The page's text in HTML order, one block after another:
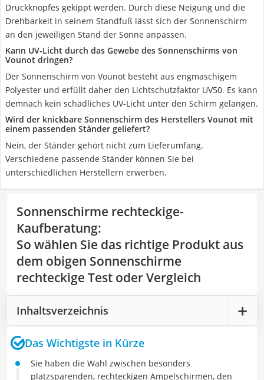
Druckknopfes gekippt werden. Durch diese Neigung und die
Drehbarkeit in seinem Standfuß lässt sich der Sonnenschirm
an den jeweiligen Stand der Sonne anpassen.
Kann UV-Licht durch das Gewebe des Sonnenschirms von
Vounot dringen?
Der Sonnenschirm von Vounot besteht aus engmaschigem
Polyester und erfüllt daher den Lichtschutzfaktor UV50. Es kann
demnach kein schädliches UV-Licht unter den Schirm gelangen.
Wird der knickbare Sonnenschirm des Herstellers Vounot mit
einem passenden Ständer geliefert?
Nein, der Ständer gehört nicht zum Lieferumfang.
Verschiedene passende Ständer können Sie bei
unterschiedlichen Herstellern erwerben.
Sonnenschirme rechteckige-
Kaufberatung:
So wählen Sie das richtige Produkt aus
dem obigen Sonnenschirme
rechteckige Test oder Vergleich
Inhaltsverzeichnis
Das Wichtigste in Kürze
Sie haben die Wahl zwischen besonders
platzsparenden, rechteckigen Ampelschirmen, den